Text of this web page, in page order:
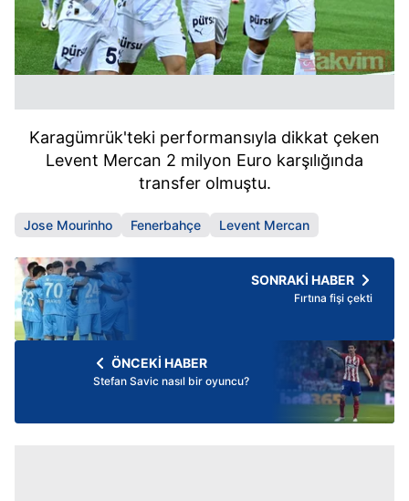
Karagümrük'teki performansıyla dikkat çeken
Levent Mercan 2 milyon Euro karşılığında
transfer olmuştu.
Jose Mourinho Fenerbahçe Levent Mercan
SONRAKİ HABER
Fırtına fişi çekti
ÖNCEKİ HABER
Stefan Savic nasıl bir oyuncu?